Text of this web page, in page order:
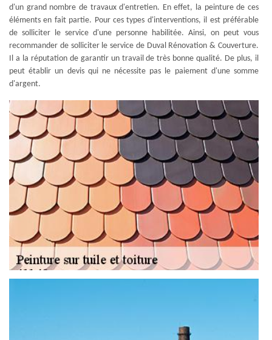
d'un grand nombre de travaux d'entretien. En effet, la peinture de ces
éléments en fait partie. Pour ces types d'interventions, il est préférable
de solliciter le service d'une personne habilitée. Ainsi, on peut vous
recommander de solliciter le service de Duval Rénovation & Couverture.
Il a la réputation de garantir un travail de très bonne qualité. De plus, il
peut établir un devis qui ne nécessite pas le paiement d'une somme
d'argent.